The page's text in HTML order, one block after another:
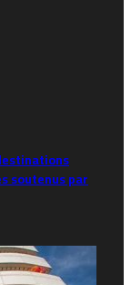
soutenus par